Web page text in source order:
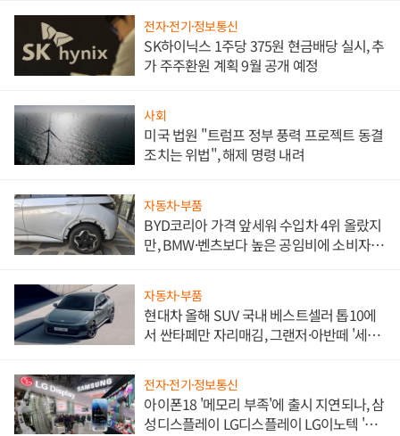
전자·전기·정보통신
SK하이닉스 1주당 375원 현금배당 실시, 추
가 주주환원 계획 9월 공개 예정
사회
미국 법원 "트럼프 정부 풍력 프로젝트 동결
조치는 위법", 해제 명령 내려
자동차·부품
BYD코리아 가격 앞세워 수입차 4위 올랐지
만, BMW·벤츠보다 높은 공임비에 소비자
자동차·부품
현대차 올해 SUV 국내 베스트셀러 톱10에
서 싼타페만 자리매김, 그랜저·아반떼 '세단
전자·전기·정보통신
아이폰18 '메모리 부족'에 출시 지연되나, 삼
성디스플레이 LG디스플레이 LG이노텍 '탈